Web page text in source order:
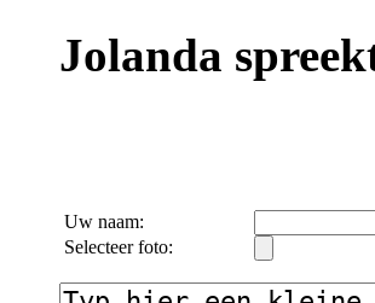
Jolanda
Uw naam:
Selecteer foto: